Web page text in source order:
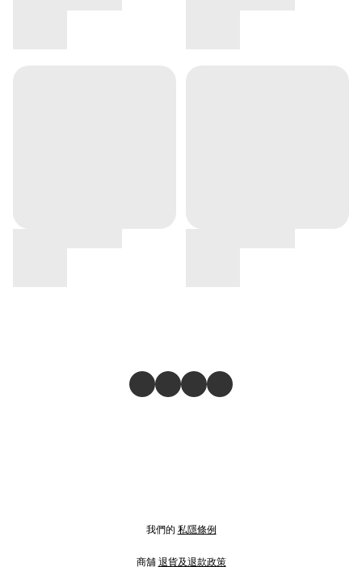
我們的 私隱條例
商舖 退貨及退款政策